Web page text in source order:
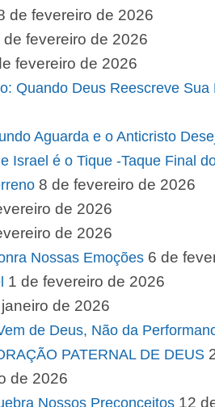
de fevereiro de 2026
de fevereiro de 2026
fevereiro de 2026
Quando Deus Reescreve
Aguarda e o Anticristo
Israel é o Tique -Taque Final
8 de fevereiro de 2026
de 2026
de 2026
Nossas Emoções 6 de
1 de fevereiro de 2026
de 2026
de Deus, Não da
PATERNAL DE DEUS
de 2026
Nossos Preconceitos 12